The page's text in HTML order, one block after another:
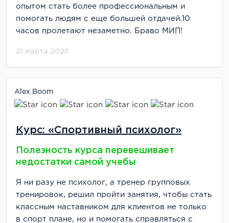
опытом стать более профессиональным и
помогать людям с еще большей отдачей.10
часов пролетают незаметно. Браво МИП!
21 марта 2025
Alex Boom
Курс: «Спортивный психолог»
Полезность курса перевешивает
недостатки самой учебы
Я ни разу не психолог, а тренер групповых
тренировок, решил пройти занятия, чтобы стать
классным наставником для клиентов не только
в спорт плане, но и помогать справляться с